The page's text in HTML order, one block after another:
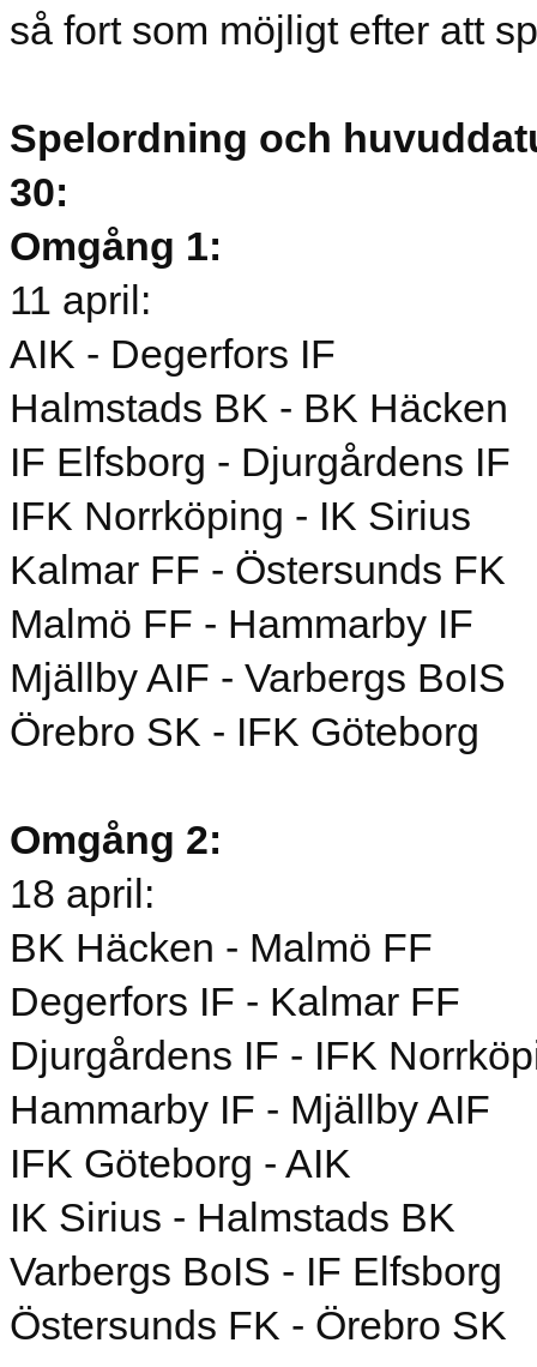
så fort som möjligt efter att
Spelordning och
30:
Omgång 1:
11 april:
AIK - Degerfors IF
Halmstads BK - BK Häcken
IF Elfsborg - Djurgårdens IF
IFK Norrköping - IK Sirius
Kalmar FF - Östersunds FK
Malmö FF - Hammarby IF
Mjällby AIF - Varbergs BoIS
Örebro SK - IFK Göteborg
Omgång 2:
18 april:
BK Häcken - Malmö FF
Degerfors IF - Kalmar FF
Djurgårdens IF - IFK
Hammarby IF - Mjällby AIF
IFK Göteborg - AIK
IK Sirius - Halmstads BK
Varbergs BoIS - IF Elfsborg
Östersunds FK - Örebro SK